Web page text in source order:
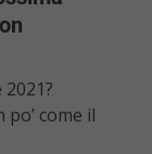
come il